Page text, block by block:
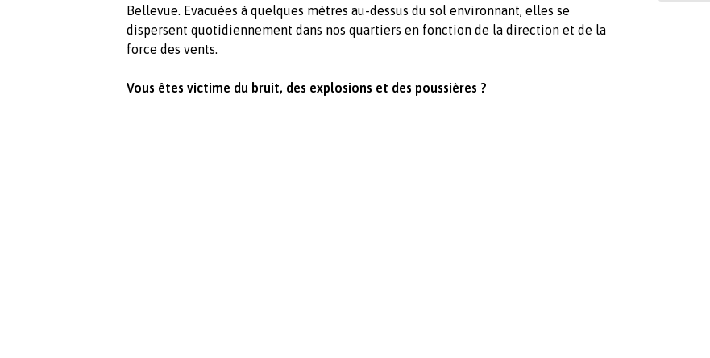
Bellevue. Evacuées à quelques mètres au-dessus du sol environnant, elles se
dispersent quotidiennement dans nos quartiers en fonction de la direction et de la
force des vents.
Vous êtes victime du bruit, des explosions et des poussières ?